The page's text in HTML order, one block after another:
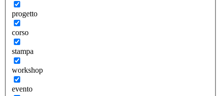
progetto
corso
stampa
workshop
evento